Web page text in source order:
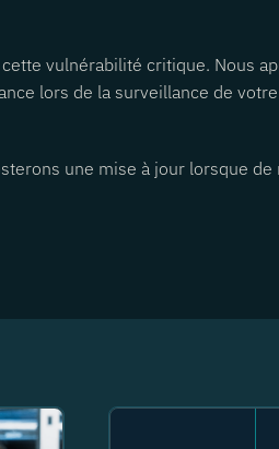
vulnérabilité critique. Nous
lors de la surveillance de
une mise à jour lorsque